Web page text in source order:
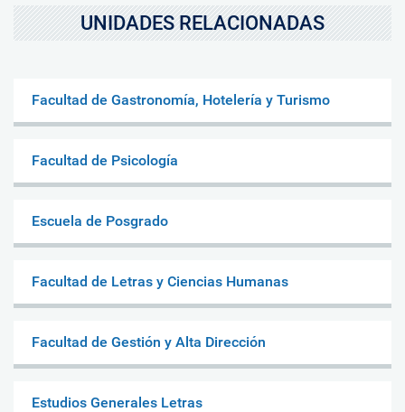
UNIDADES RELACIONADAS
Facultad de Gastronomía, Hotelería y Turismo
Facultad de Psicología
Escuela de Posgrado
Facultad de Letras y Ciencias Humanas
Facultad de Gestión y Alta Dirección
Estudios Generales Letras